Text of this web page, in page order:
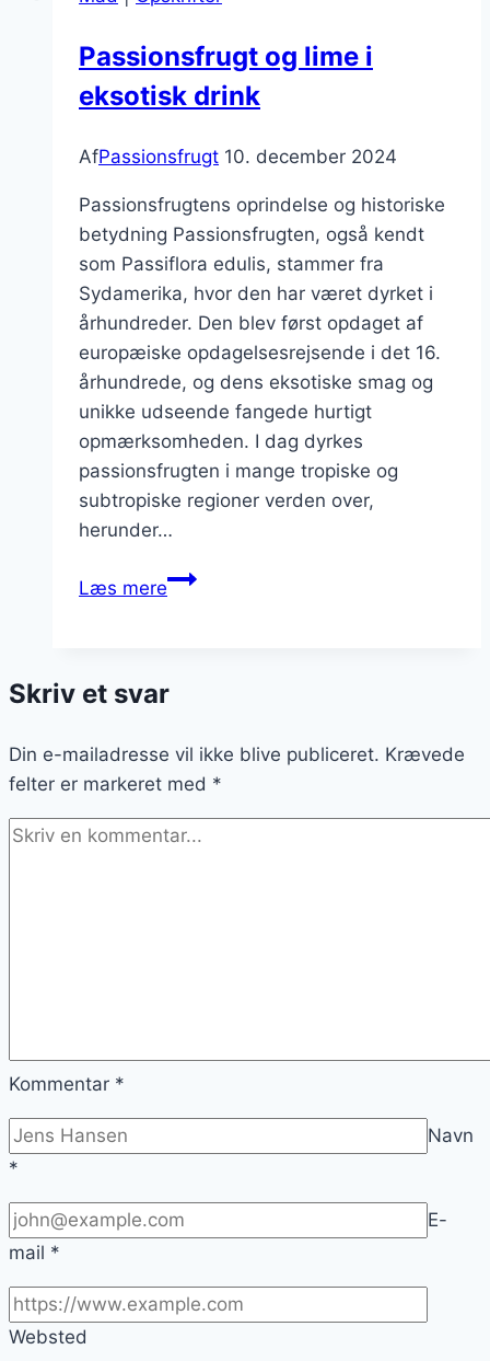
Passionsfrugt og lime i
eksotisk drink
AfPassionsfrugt 10. december 2024
Passionsfrugtens oprindelse og historiske
betydning Passionsfrugten, også kendt
som Passiflora edulis, stammer fra
Sydamerika, hvor den har været dyrket i
århundreder. Den blev først opdaget af
europæiske opdagelsesrejsende i det 16.
århundrede, og dens eksotiske smag og
unikke udseende fangede hurtigt
opmærksomheden. I dag dyrkes
passionsfrugten i mange tropiske og
subtropiske regioner verden over,
herunder…
Læs merePassionsfrugt
eksotisk
Skriv et svar
Din e-mailadresse vil ikke blive publiceret. Krævede
felter er markeret med *
Kommentar *
Navn
*
E-
mail *
Websted